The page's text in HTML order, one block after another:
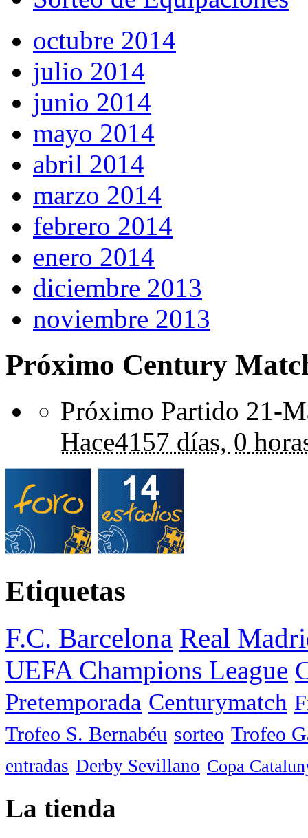
octubre 2014
julio 2014
junio 2014
mayo 2014
abril 2014
marzo 2014
febrero 2014
enero 2014
diciembre 2013
noviembre 2013
Próximo Century
Próximo Partido 21-
Hace4157 días, 0
Etiquetas
F.C. Barcelona Real
UEFA Champions League
Pretemporada Centurymatch
Trofeo S. Bernabéu sorteo Trofeo
entradas Derby Sevillano Copa
La tienda